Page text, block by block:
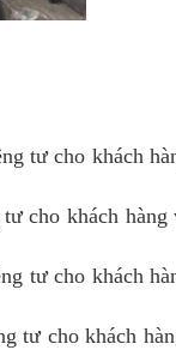
tư cho khách
cho khách hàng
tư cho khách
tư cho khách